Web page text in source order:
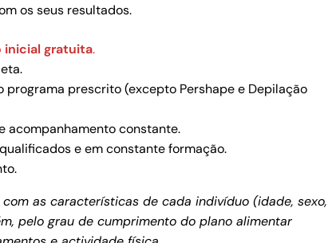
os seus resultados.
inicial gratuita.
programa prescrito (excepto Pershape e Depilação
acompanhamento constante.
e em constante formação.
as características de cada indivíduo (idade, sexo,
pelo grau de cumprimento do plano alimentar